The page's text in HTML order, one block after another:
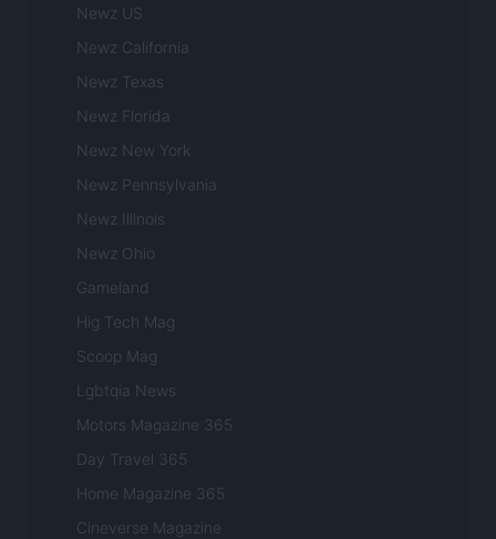
Newz US
Newz California
Newz Texas
Newz Florida
Newz New York
Newz Pennsylvania
Newz Illinois
Newz Ohio
Gameland
Hig Tech Mag
Scoop Mag
Lgbtqia News
Motors Magazine 365
Day Travel 365
Home Magazine 365
Cineverse Magazine